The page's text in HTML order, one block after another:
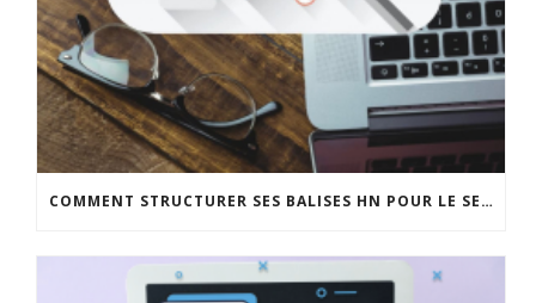
COMMENT STRUCTURER SES BALISES HN POUR LE SEO ?